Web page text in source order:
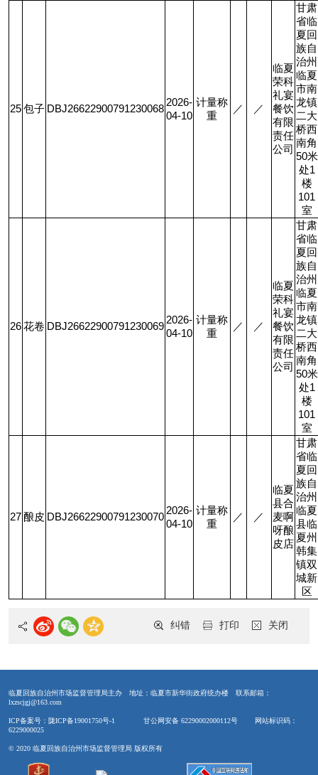
25包子 DBJ26622900791230068
2026-
04-10
计量称
重
／ ／
临夏
荣科
礼宴
餐饮
有限
责任
公司
甘肃
省临
夏回
族自
治州
临夏
市南
龙镇
二大
桥西
南角
50米
处1
楼
101
室
26花卷 DBJ26622900791230069
2026-
04-10
计量称
重
／ ／
临夏
荣科
礼宴
餐饮
有限
责任
公司
甘肃
省临
夏回
族自
治州
临夏
市南
龙镇
二大
桥西
南角
50米
处1
楼
101
室
27 酿皮 DBJ26622900791230070
2026-
04-10
计量称
重
／ ／
临夏
县合
麦啊
呀酿
皮店
甘肃
省临
夏回
族自
治州
临夏
县临
夏州
韩集
镇双
城新
区
关闭
打印
纠错
临夏回族自治州市场监督管理局主办 地址：临夏市新华街政府统办楼
联系邮箱：
lxzscjgj@163.com
ICP备案号：陇ICP备19001750号-1 甘公网安备 62290002000112号
网站标识码：
6229000025
© 2020 临夏回族自治州市场监督管理局 版权所有